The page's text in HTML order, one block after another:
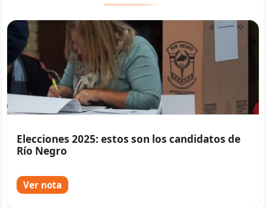
Elecciones 2025: estos son los candidatos de
Río Negro
Ver nota